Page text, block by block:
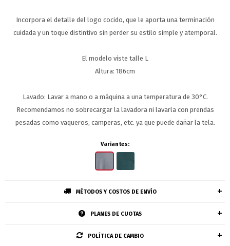
Incorpora el detalle del logo cocido, que le aporta una terminación
cuidada y un toque distintivo sin perder su estilo simple y atemporal.
El modelo viste talle L
Altura: 186cm
Lavado: Lavar a mano o a máquina a una temperatura de 30°C.
Recomendamos no sobrecargar la lavadora ni lavarla con prendas
pesadas como vaqueros, camperas, etc. ya que puede dañar la tela.
Variantes:
MÉTODOS Y COSTOS DE ENVÍO
PLANES DE CUOTAS
POLÍTICA DE CAMBIO